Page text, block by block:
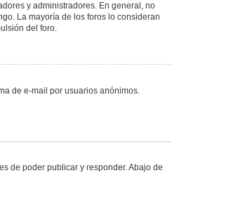
y administradores. En general, no
La mayoría de los foros lo consideran
del foro.
de e-mail por usuarios anónimos.
de poder publicar y responder. Abajo de